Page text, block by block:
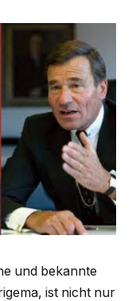
und bekannte
ist nicht nur